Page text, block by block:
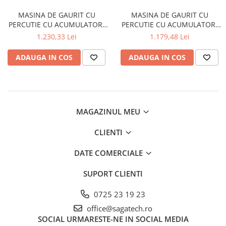
Magneti pentru sudura
Cablu sudura
Mese sudura
MASINA DE GAURIT CU
PERCUTIE CU ACUMULATOR,
MODEL M12BPD-202X, 30NM
1.230,33 Lei
ADAUGA IN COS
MASINA DE GAURIT CU
PERCUTIE CU ACUMULATOR,
MODEL M12BPD-402C, 38NM
1.179,48 Lei
ADAUGA IN COS
MAGAZINUL MEU
CLIENTI
DATE COMERCIALE
SUPORT CLIENTI
0725 23 19 23
office@sagatech.ro
SOCIAL URMARESTE-NE IN SOCIAL MEDIA